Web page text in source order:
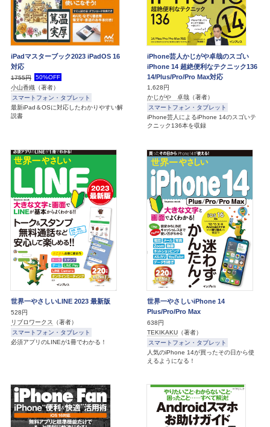
iPadマスターブック2023 iPadOS 16
対応
1755円
50%OFF
小山香織 （著者）
スマートフォン・タブレット
最新iPad＆OSに対応したわかりやすい解
説書
iPhone芸人かじがや卓哉のスゴい
iPhone 14 超絶便利なテクニック136
14/Plus/Pro/Pro Max対応
1,628円
かじがや 卓哉 （著者）
スマートフォン・タブレット
iPhone芸人によるiPhone 14のスゴいテ
クニック136本を収録
世界一やさしいLINE 2023 最新版
528円
リブロワークス
（著者）
スマートフォン・タブレット
必須アプリのLINEが1冊でわかる！
世界一やさしいiPhone 14
Plus/Pro/Pro Max
638円
TEKIKAKU （著者）
スマートフォン・タブレット
人気のiPhone 14が買ったその日から使
えるようになる！